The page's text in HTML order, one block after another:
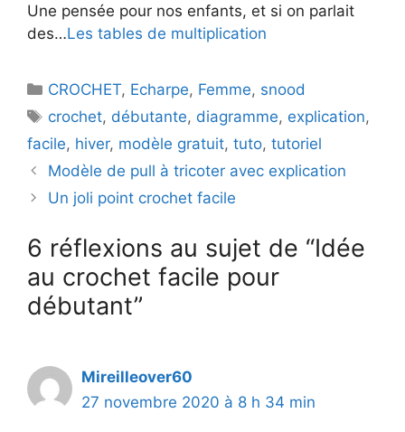
Une pensée pour nos enfants, et si on parlait
des…Les tables de multiplication
Catégories
CROCHET, Echarpe, Femme, snood
Étiquettes
crochet, débutante, diagramme, explication,
facile, hiver, modèle gratuit, tuto, tutoriel
Modèle de pull à tricoter avec explication
Un joli point crochet facile
6 réflexions au sujet de “Idée
au crochet facile pour
débutant”
Mireilleover60
27 novembre 2020 à 8 h 34 min